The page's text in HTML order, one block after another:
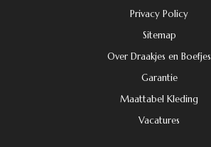
Privacy Policy
Sitemap
Over Draakjes en Boefjes
Garantie
Maattabel Kleding
Vacatures